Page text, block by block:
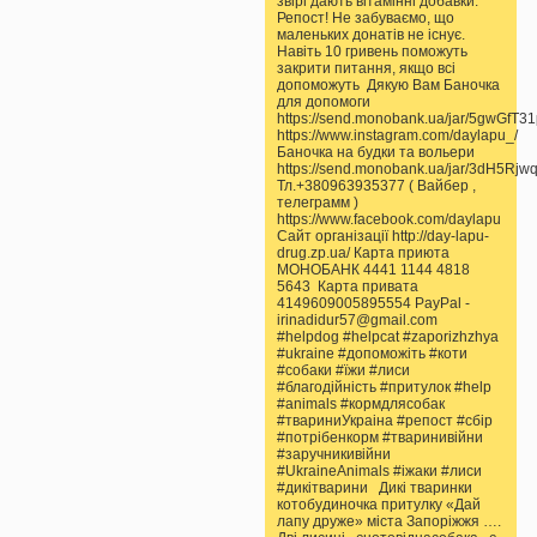
Репост! Не забуваємо, що
маленьких донатів не існує.
Навіть 10 гривень поможуть
закрити питання, якщо всі
допоможуть Дякую Вам Баночка
для допомоги
https://send.monobank.ua/jar/
https://www.instagram.com/daylapu_/
Баночка на будки та вольери
https://send.monobank.ua/jar/
Тл.+380963935377 ( Вайбер ,
телеграмм )
https://www.facebook.com/daylapu
Сайт організації http://day-lapu-
drug.zp.ua/ Карта приюта
МОНОБАНК 4441 1144 4818
5643 Карта привата
4149609005895554 PayPal -
irinadidur57@gmail.com
#helpdog #helpcat #zaporizhzhya
#ukraine #допоможіть #коти
#собаки #їжи #лиси
#благодійність #притулок #help
#animals #кормдлясобак
#твариниУкраіна #репост #сбір
#потрібенкорм #тваринивійни
#заручникивійни
#UkraineAnimals #іжаки #лиси
#дикітварини Дикі тваринки
котобудиночка притулку «Дай
лапу друже» міста Запоріжжя ….